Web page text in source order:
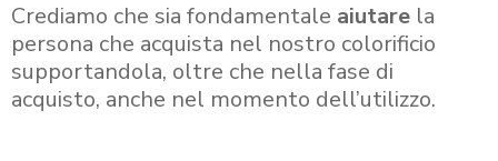
Crediamo che sia fondamentale aiutare la
persona che acquista nel nostro colorificio
supportandola, oltre che nella fase di
acquisto, anche nel momento dell’utilizzo.